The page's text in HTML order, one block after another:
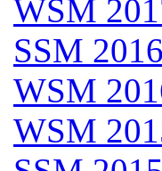
WSM
SSM 2016
WSM
WSM